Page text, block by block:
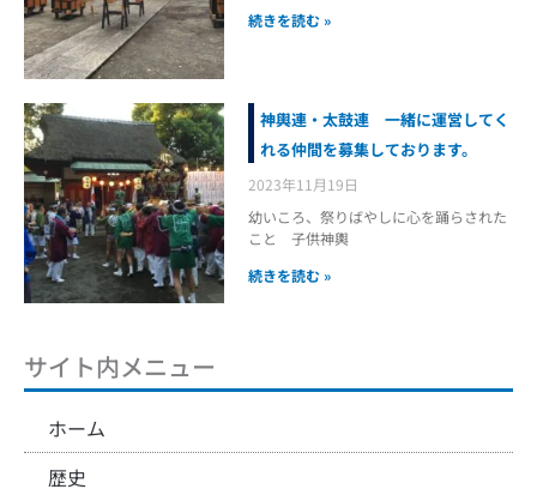
続きを読む »
神輿連・太鼓連 一緒に運営してく
れる仲間を募集しております。
2023年11月19日
幼いころ、祭りばやしに心を踊らされた
こと 子供神輿
続きを読む »
サイト内メニュー
ホーム
歴史